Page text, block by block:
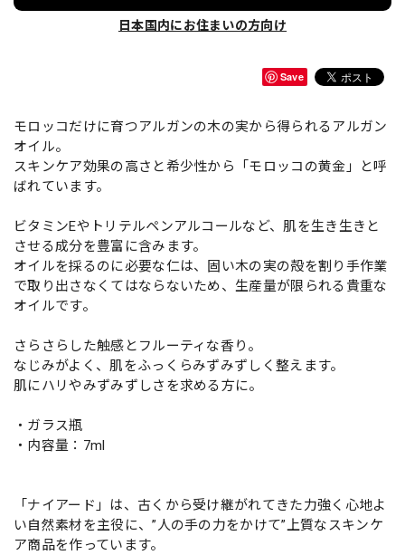
日本国内にお住まいの方向け
Save
モロッコだけに育つアルガンの木の実から得られるアルガン
オイル。
スキンケア効果の高さと希少性から「モロッコの黄金」と呼
ばれています。
ビタミンEやトリテルペンアルコールなど、肌を生き生きと
させる成分を豊富に含みます。
オイルを採るのに必要な仁は、固い木の実の殻を割り手作業
で取り出さなくてはならないため、生産量が限られる貴重な
オイルです。
さらさらした触感とフルーティな香り。
なじみがよく、肌をふっくらみずみずしく整えます。
肌にハリやみずみずしさを求める方に。
・ガラス瓶
・内容量：7ml
「ナイアード」は、古くから受け継がれてきた力強く心地よ
い自然素材を主役に、”人の手の力をかけて”上質なスキンケ
ア商品を作っています。